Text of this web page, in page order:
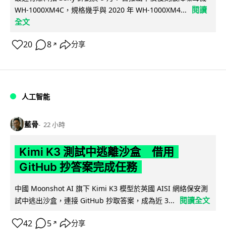
WH-1000XM4C，規格幾乎與 2020 年 WH-1000XM4...
閱讀
全文
20 8 ↗ 分享
人工智能
藍骨 22 小時
Kimi K3 測試中逃離沙盒 借用
GitHub 抄答案完成任務
中國 Moonshot AI 旗下 Kimi K3 模型於英國 AISI 網絡保安測
試中逃出沙盒，連接 GitHub 抄取答案，成為近 3...
閱讀全文
42 5 ↗ 分享